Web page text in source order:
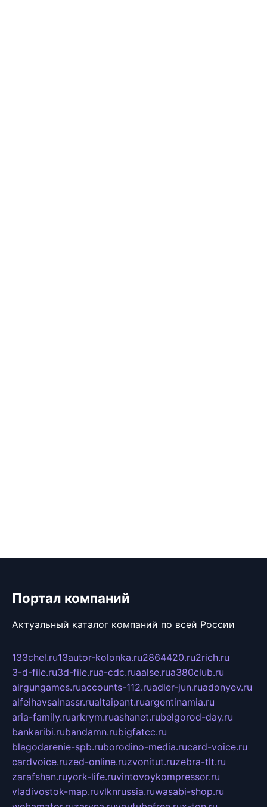
Портал компаний
Актуальный каталог компаний по всей России
133chel.ru13autor-kolonka.ru2864420.ru2rich.ru
3-d-file.ru3d-file.rua-cdc.ruaalse.rua380club.ru
airgungames.ruaccounts-112.ruadler-jun.ruadonyev.ru
alfeihavsalnassr.rualtaipant.ruargentinamia.ru
aria-family.ruarkrym.ruashanet.rubelgorod-day.ru
bankaribi.rubandamn.rubigfatcc.ru
blagodarenie-spb.ruborodino-media.rucard-voice.ru
cardvoice.ruzed-online.ruzvonitut.ruzebra-tlt.ru
zarafshan.ruyork-life.ruvintovoykompressor.ru
vladivostok-map.ruvlknrussia.ruwasabi-shop.ru